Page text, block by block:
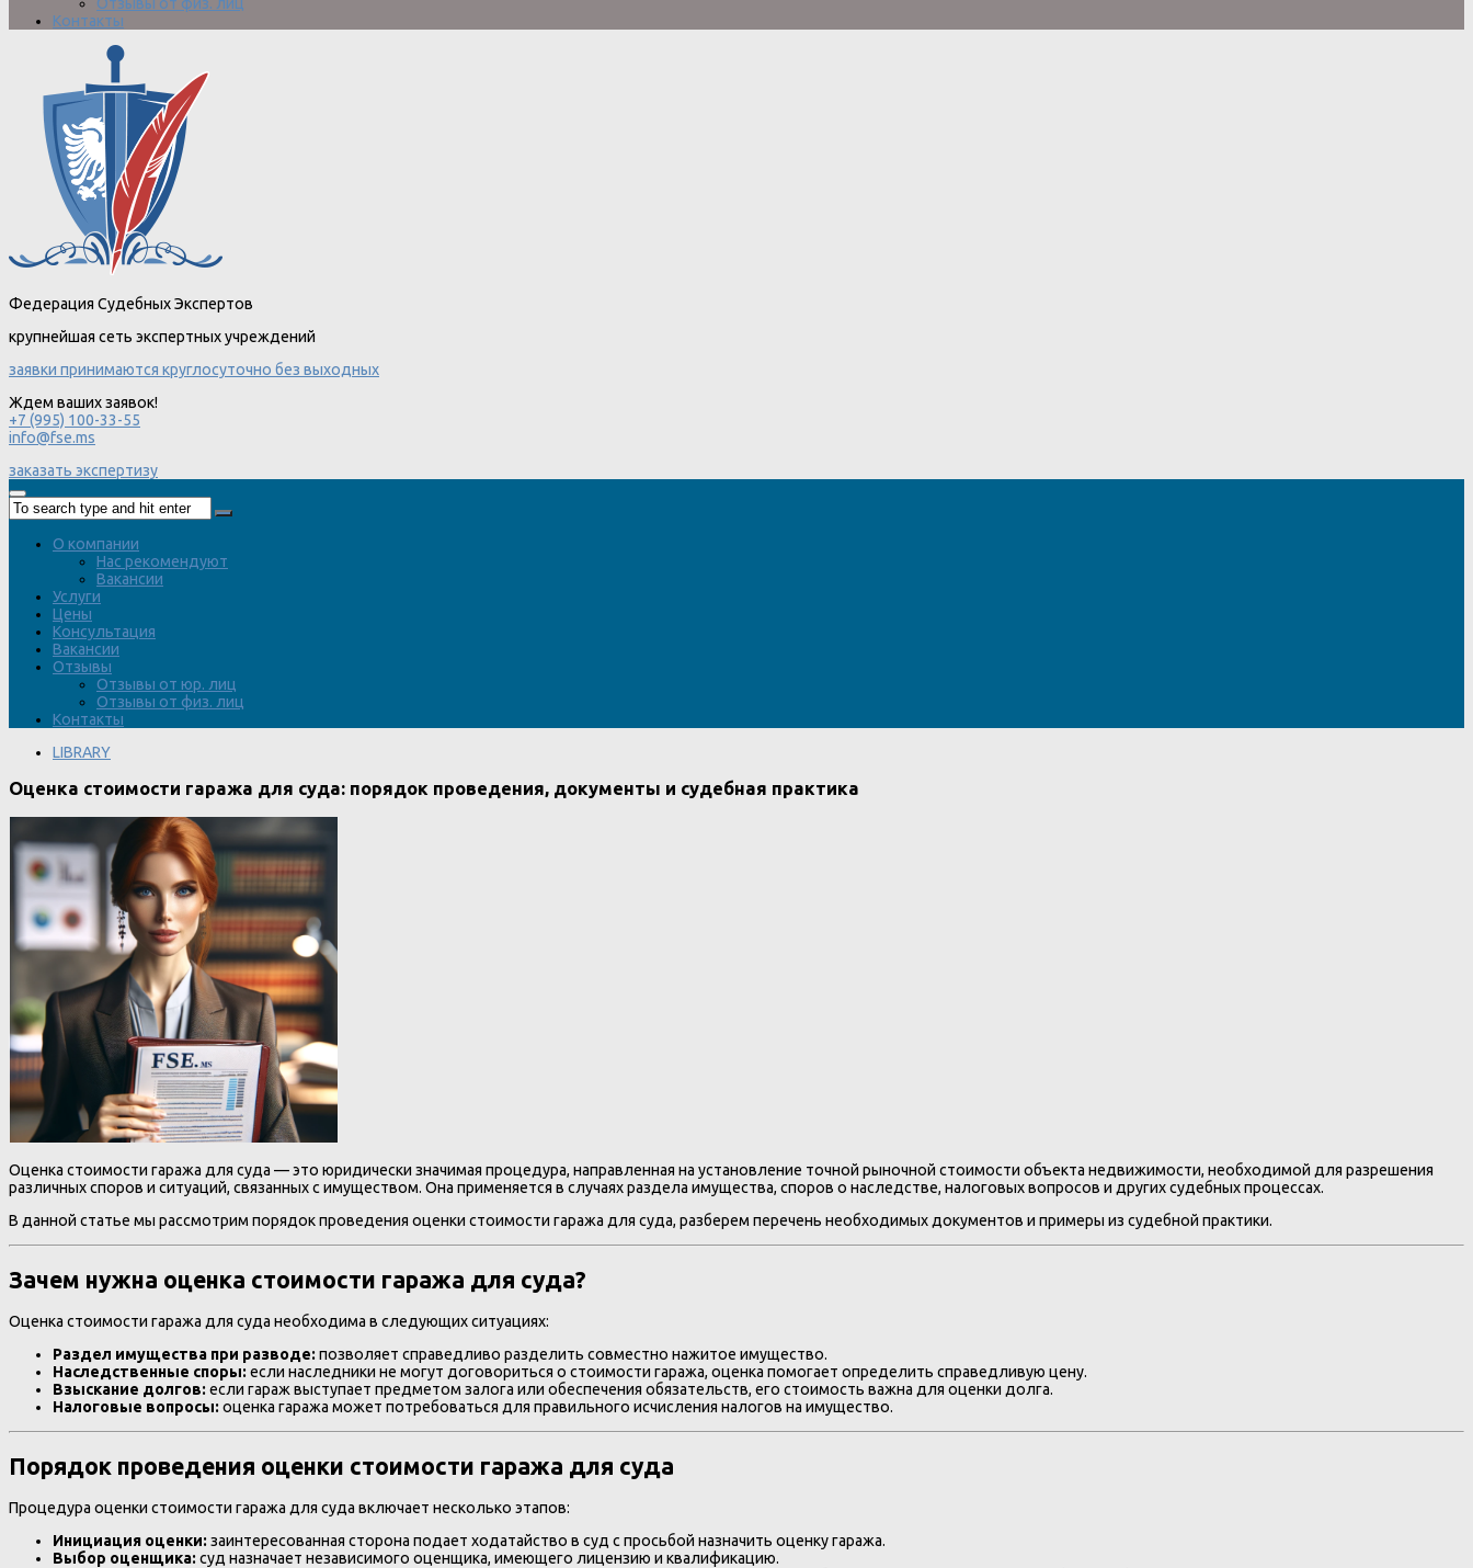
Отзывы от физ. лиц
Контакты
Федерация Судебных Экспертов
крупнейшая сеть экспертных учреждений
заявки принимаются круглосуточно без выходных
Ждем ваших заявок!
+7 (995) 100-33-55
info@fse.ms
заказать экспертизу
О компании
Нас рекомендуют
Вакансии
Услуги
Цены
Консультация
Вакансии
Отзывы
Отзывы от юр. лиц
Отзывы от физ. лиц
Контакты
LIBRARY
Оценка стоимости гаража для суда: порядок проведения, документы и судебная практика
Оценка стоимости гаража для суда — это юридически значимая процедура, направленная на установление точной рыночной стоимости объекта недвижимости, необходимой для разрешения
различных споров и ситуаций, связанных с имуществом. Она применяется в случаях раздела имущества, споров о наследстве, налоговых вопросов и других судебных процессах.
В данной статье мы рассмотрим порядок проведения оценки стоимости гаража для суда, разберем перечень необходимых документов и примеры из судебной практики.
Зачем нужна оценка стоимости гаража для суда?
Оценка стоимости гаража для суда необходима в следующих ситуациях:
Раздел имущества при разводе:позволяет справедливо разделить совместно нажитое имущество.
Наследственные споры:если наследники не могут договориться о стоимости гаража, оценка помогает определить справедливую цену.
Взыскание долгов:если гараж выступает предметом залога или обеспечения обязательств, его стоимость важна для оценки долга.
Налоговые вопросы:оценка гаража может потребоваться для правильного исчисления налогов на имущество.
Порядок проведения оценки стоимости гаража для суда
Процедура оценки стоимости гаража для суда включает несколько этапов:
Инициация оценки:заинтересованная сторона подает ходатайство в суд с просьбой назначить оценку гаража.
Выбор оценщика:суд назначает независимого оценщика, имеющего лицензию и квалификацию.